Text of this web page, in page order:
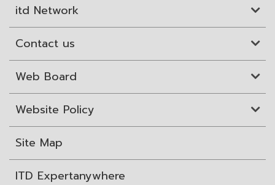
itd Network
Contact us
Web Board
Website Policy
Site Map
ITD Expertanywhere